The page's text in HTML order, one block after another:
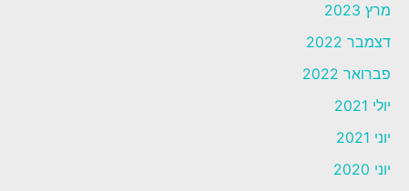
מרץ 2023
דצמבר 2022
פברואר 2022
יולי 2021
יוני 2021
יוני 2020